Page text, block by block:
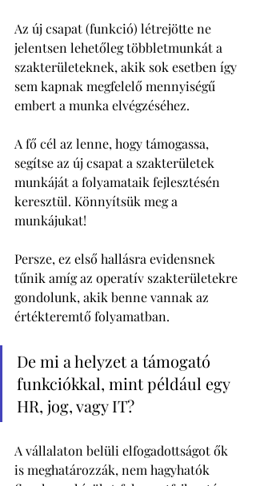
Az új csapat (funkció) létrejötte ne
jelentsen lehetőleg többletmunkát a
szakterületeknek, akik sok esetben így
sem kapnak megfelelő mennyiségű
embert a munka elvégzéséhez.
A fő cél az lenne, hogy támogassa,
segítse az új csapat a szakterületek
munkáját a folyamataik fejlesztésén
keresztül. Könnyítsük meg a
munkájukat!
Persze, ez első hallásra evidensnek
tűnik amíg az operatív szakterületekre
gondolunk, akik benne vannak az
értékteremtő folyamatban.
De mi a helyzet a támogató
funkciókkal, mint például egy
HR, jog, vagy IT?
A vállalaton belüli elfogadottságot ők
is meghatározzák, nem hagyhatók